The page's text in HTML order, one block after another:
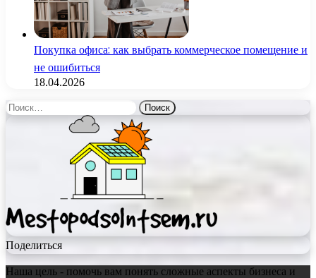
Покупка офиса: как выбрать коммерческое помещение и
не ошибиться
18.04.2026
Найти:
Поделиться
Наша цель - помочь вам понять сложные аспекты бизнеса и